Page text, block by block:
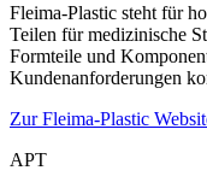
Fleima-Plastic steht für
Teilen für medizinische
Formteile und
Kundenanforderungen
Zur Fleima-Plastic
APT